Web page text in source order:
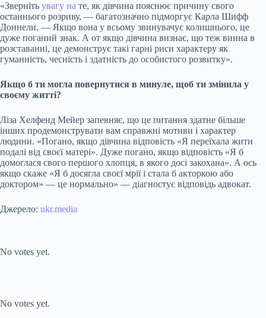
«Зверніть увагу на те, як дівчина пояснює причину свого
останнього розриву, — багатозначно підморгує Карла Шифф
Доннели, — Якщо вона у всьому звинувачує колишнього, це
дуже поганий знак. А от якщо дівчина визнає, що теж винна в
розставанні, це демонструє такі гарні риси характеру як
гуманність, чесність і здатність до особистого розвитку».
Якщо б ти могла повернутися в минуле, щоб ти змінила у
своєму житті?
Ліза Хелфенд Мейер запевняє, що це питання здатне більше
інших продемонструвати вам справжні мотиви і характер
людини. «Погано, якщо дівчина відповість «Я переїхала жити
подалі від своєї матері». Дуже погано, якщо відповість «Я б
домоглася свого першого хлопця, в якого досі закохана». А ось
якщо скаже «Я б досягла своєї мрії і стала б акторкою або
доктором» — це нормально» — діагностує відповідь адвокат.
Джерело: ukr.media
No votes yet.
No votes yet.